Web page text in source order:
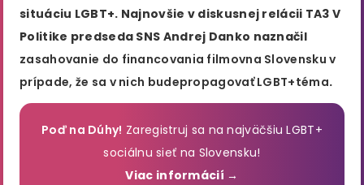
situáciu LGBT+. Najnovšie v diskusnej relácii TA3 V
Politike predseda SNS Andrej Danko naznačil
zasahovanie do financovania filmovna Slovensku v
prípade, že sa v nich budepropagovať LGBT+téma.
Poď na Dúhy! Zaregistruj sa na najväčšiu LGBT+
sociálnu sieť na Slovensku!
Viac informácií →